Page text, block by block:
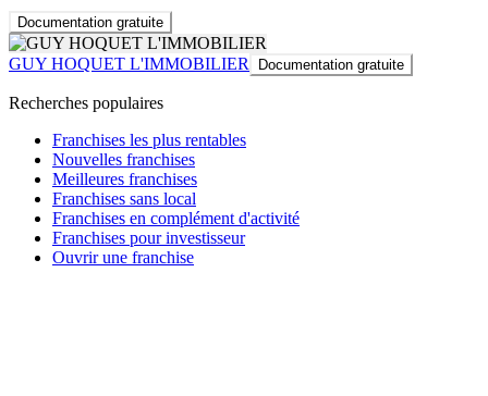
Documentation gratuite
GUY HOQUET L'IMMOBILIER Documentation gratuite
Recherches populaires
Franchises les plus rentables
Nouvelles franchises
Meilleures franchises
Franchises sans local
Franchises en complément d'activité
Franchises pour investisseur
Ouvrir une franchise